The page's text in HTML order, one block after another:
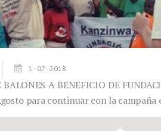
1 - 07 - 2018
BALONES A BENEFICIO DE
para continuar con la